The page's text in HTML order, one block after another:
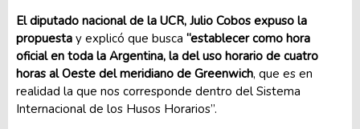
El diputado nacional de la UCR, Julio Cobos expuso la
propuesta y explicó que busca “establecer como hora
oficial en toda la Argentina, la del uso horario de cuatro
horas al Oeste del meridiano de Greenwich, que es en
realidad la que nos corresponde dentro del Sistema
Internacional de los Husos Horarios”.